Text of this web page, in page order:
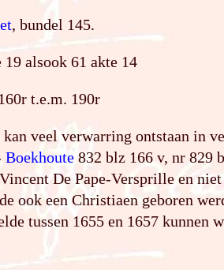
, bundel 145.
alsook 61 akte 14
t.e.m. 190r
veel verwarring ontstaan in
Boekhoute 832 blz 166 v, nr 829
De Pape-Versprille en
ook een Christiaen geboren
tussen 1655 en 1657 kunnen